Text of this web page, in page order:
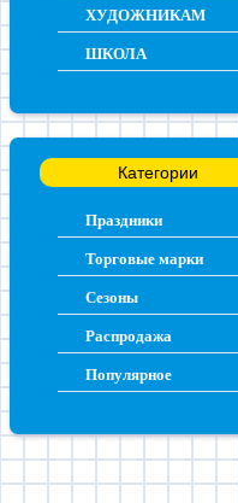
ХУДОЖНИКАМ
ШКОЛА
Категории
Праздники
Торговые марки
Сезоны
Распродажа
Популярное